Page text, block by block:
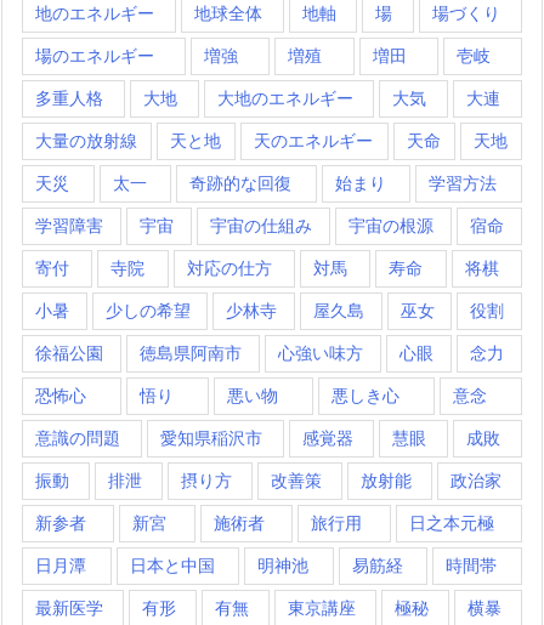
地のエネルギー 地球全体 地軸 場 場づくり
場のエネルギー 増強 増殖 増田 壱岐
多重人格 大地 大地のエネルギー 大気 大連
大量の放射線 天と地 天のエネルギー 天命 天地
天災 太一 奇跡的な回復 始まり 学習方法
学習障害 宇宙 宇宙の仕組み 宇宙の根源 宿命
寄付 寺院 対応の仕方 対馬 寿命 将棋
小暑 少しの希望 少林寺 屋久島 巫女 役割
徐福公園 徳島県阿南市 心強い味方 心眼 念力
恐怖心 悟り 悪い物 悪しき心 意念
意識の問題 愛知県稲沢市 感覚器 慧眼 成敗
振動 排泄 摂り方 改善策 放射能 政治家
新参者 新宮 施術者 旅行用 日之本元極
日月潭 日本と中国 明神池 易筋経 時間帯
最新医学 有形 有無 東京講座 極秘 横暴